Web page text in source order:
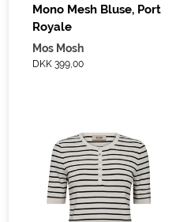
Mono Mesh Bluse, Port
Royale
Mos Mosh
DKK 399,00